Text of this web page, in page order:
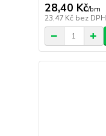
28,40 Kč/bm
23,47 Kč bez DPH